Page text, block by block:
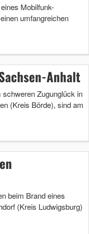
Mobilfunk-
umfangreichen
Anhalt
Zugunglück in
(Kreis Börde), sind am
beim Brand eines
(Kreis Ludwigsburg)